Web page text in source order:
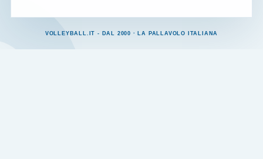
VOLLEYBALL.IT - DAL 2000 · LA PALLAVOLO ITALIANA